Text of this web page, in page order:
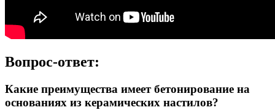
Вопрос-ответ:
Какие преимущества имеет бетонирование на
основаниях из керамических настилов?